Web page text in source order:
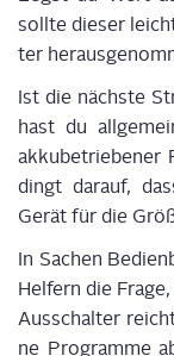
soll­te die­ser
ter
Ist die nächs­te
hast du
akku­be­trie­be­ner
dingt dar­auf,
Gerät für die
In Sachen
Hel­fern die
Aus­schal­ter
ne Pro­gram­me